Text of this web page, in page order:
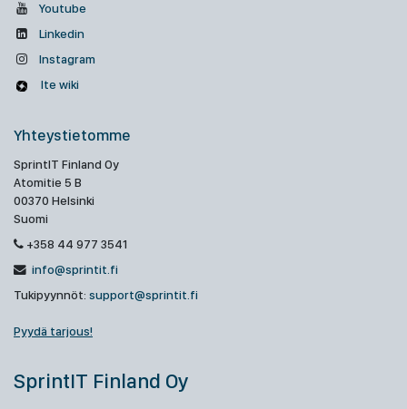
Youtube
Linkedin
Instagram
Ite wiki
Yhteystietomme
SprintIT Finland Oy
Atomitie 5 B
00370 Helsinki
Suomi
+358 44 977 3541
info@sprintit.fi
Tukipyynnöt: support@sprintit.fi
Pyydä tarjous!
SprintIT Finland Oy